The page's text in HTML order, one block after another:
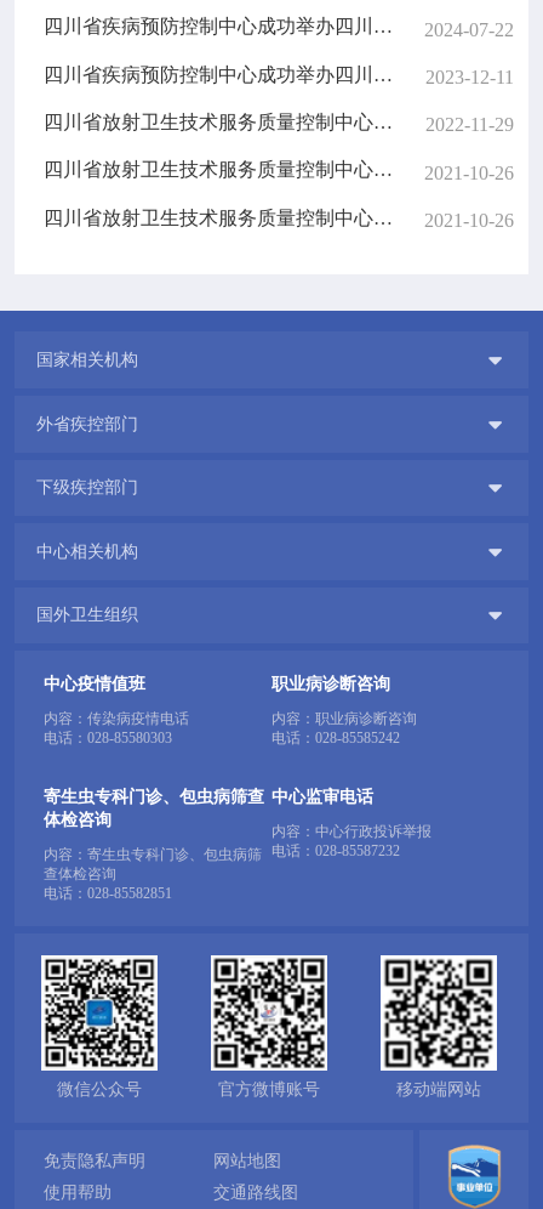
四川省疾病预防控制中心成功举办四川省2024年放射卫生检测与评价技术培训班 2024-07-22
四川省疾病预防控制中心成功举办四川省2023年放射卫生检测与评价技术培训班 2023-12-11
四川省放射卫生技术服务质量控制中心成功举办四川省2022年放射卫生检测与评价技术培训班 2022-11-29
四川省放射卫生技术服务质量控制中心成功举办2021年四川省放射卫生检测与评价技术培训班 2021-10-26
四川省放射卫生技术服务质量控制中心成功召开2021年放射卫生检测实操能力比对会议 2021-10-26
国家相关机构 
外省疾控部门 
下级疾控部门 
中心相关机构 
国外卫生组织 
中心疫情值班
内容：传染病疫情电话
电话： 028-85580303
职业病诊断咨询
内容：职业病诊断咨询
电话： 028-85585242
寄生虫专科门诊、包虫病筛查
体检咨询
内容：寄生虫专科门诊、包虫病筛
查体检咨询
电话： 028-85582851
中心监审电话
内容：中心行政投诉举报
电话： 028-85587232
微信公众号 官方微博账号 移动端网站
免责隐私声明
网站地图
使用帮助
交通路线图